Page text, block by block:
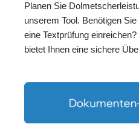
Planen Sie
unserem Tool. Benötigen
eine Textprüfung
bietet Ihnen eine sichere